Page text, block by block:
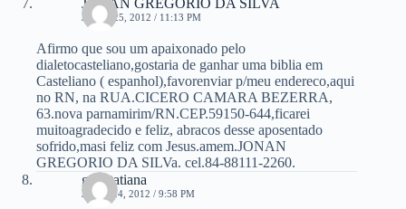
JUNIO 25, 2012 / 11:13 PM
Afirmo que sou um apaixonado pelo
dialetocasteliano,gostaria de ganhar uma biblia em
Casteliano ( espanhol),favorenviar p/meu endereco,aqui
no RN, na RUA.CICERO CAMARA BEZERRA,
63.nova parnamirim/RN.CEP.59150-644,ficarei
muitoagradecido e feliz, abracos desse aposentado
sofrido,masi feliz com Jesus.amem.JONAN
GREGORIO DA SILVa. cel.84-88111-2260.
gina tatiana
JULIO 24, 2012 / 9:58 PM